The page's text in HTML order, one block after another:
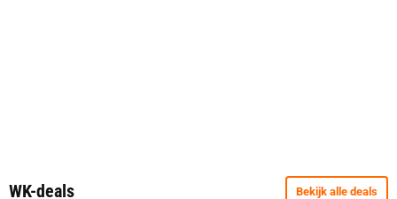
WK-deals Bekijk alle deals